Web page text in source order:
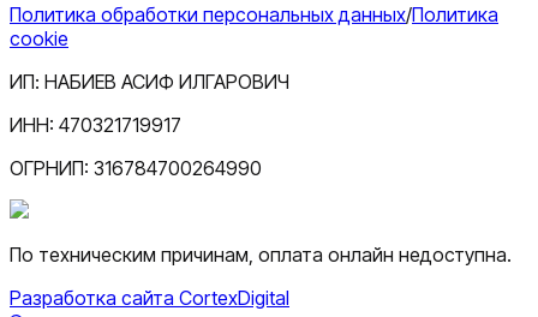
Политика обработки персональных данных/Политика
cookie
ИП: НАБИЕВ АСИФ ИЛГАРОВИЧ
ИНН: 470321719917
ОГРНИП: 316784700264990
По техническим причинам, оплата онлайн недоступна.
Разработка сайта CortexDigital